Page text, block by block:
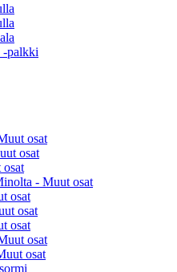
-palkki
osat
osat
- Muut osat
osat
osat
osat
osat
osat